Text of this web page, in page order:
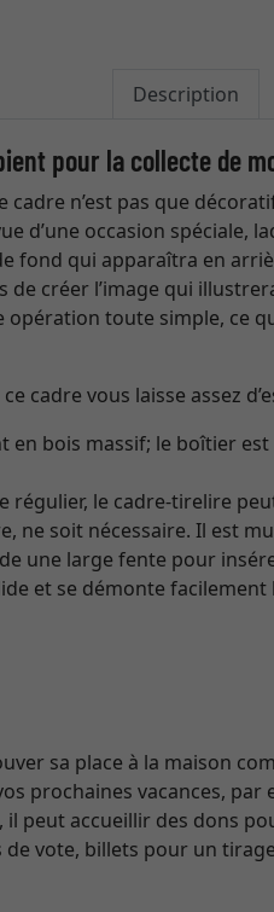
Description
pour la collecte de
cadre n’est pas que
d’une occasion spéciale,
fond qui apparaîtra en
de créer l’image qui
opération toute simple, ce
cadre vous laisse assez
en bois massif; le boîtier
régulier, le cadre-tirelire
ne soit nécessaire. Il est
une large fente pour
et se démonte
sa place à la maison
prochaines vacances, par
peut accueillir des dons
vote, billets pour un